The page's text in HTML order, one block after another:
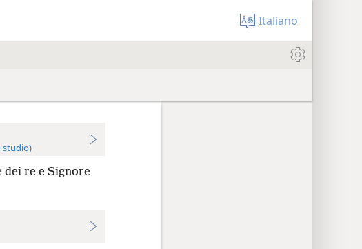
Italiano
studio)
dei re e Signore